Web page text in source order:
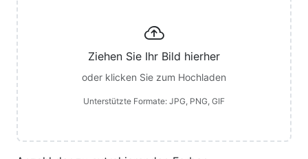
Ziehen Sie Ihr Bild hierher
oder klicken Sie zum Hochladen
Unterstützte Formate: JPG, PNG, GIF